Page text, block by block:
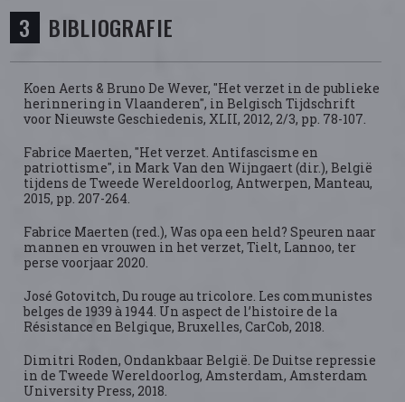
BIBLIOGRAFIE
Koen Aerts & Bruno De Wever, "Het verzet in de publieke
herinnering in Vlaanderen", in Belgisch Tijdschrift
voor Nieuwste Geschiedenis, XLII, 2012, 2/3, pp. 78-107.
Fabrice Maerten, "Het verzet. Antifascisme en
patriottisme", in Mark Van den Wijngaert (dir.), België
tijdens de Tweede Wereldoorlog, Antwerpen, Manteau,
2015, pp. 207-264.
Fabrice Maerten (red.), Was opa een held? Speuren naar
mannen en vrouwen in het verzet, Tielt, Lannoo, ter
perse voorjaar 2020.
José Gotovitch, Du rouge au tricolore. Les communistes
belges de 1939 à 1944. Un aspect de l’histoire de la
Résistance en Belgique, Bruxelles, CarCob, 2018.
Dimitri Roden, Ondankbaar België. De Duitse repressie
in de Tweede Wereldoorlog, Amsterdam, Amsterdam
University Press, 2018.